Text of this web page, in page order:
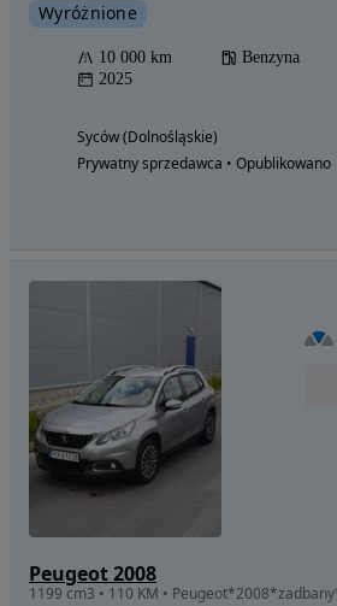
Wyróżnione
10 000 km Benzyna
2025
Syców (Dolnośląskie)
Prywatny sprzedawca • Opublikowano
Peugeot 2008